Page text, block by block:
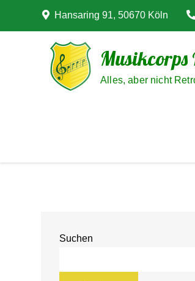
Hansaring 91, 50670 Köln
Musikcorps
Alles, aber nicht
Suchen